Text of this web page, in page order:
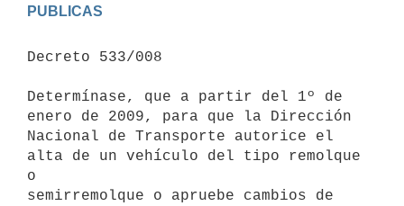
Decreto 533/008
Determínase, que a partir del 1º de
enero de 2009, para que la Dirección
Nacional de Transporte autorice el
alta de un vehículo del tipo remolque
o
semirremolque o apruebe cambios de